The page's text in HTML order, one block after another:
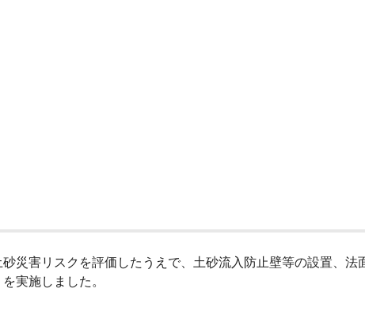
害リスクを評価したうえで、土砂流入防止壁等の設置、法
実施しました。